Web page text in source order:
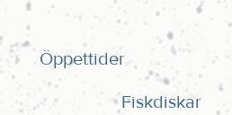
Öppettider
Fiskdiskar